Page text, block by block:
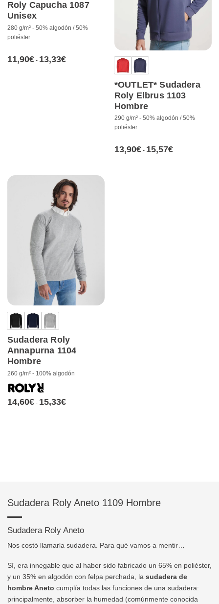
Roly Capucha 1087
Unisex
280 g/m² - 50% algodón / 50%
poliéster
11,90€ - 13,33€Rango
de
*OUTLET* Sudadera
Roly Elbrus 1103
Hombre
290 g/m² - 50% algodón / 50%
poliéster
13,90€ - 15,57€Rango
de
Sudadera Roly
Annapurna 1104
Hombre
260 g/m² - 100% algodón
14,60€ - 15,33€Rango
de
Sudadera Roly Aneto 1109 Hombre
Sudadera Roly Aneto
Nos costó llamarla sudadera. Para qué vamos a mentir…
Sí, era innegable que al haber sido fabricado un 65% en poliéster,
y un 35% en algodón con felpa perchada, la sudadera de
hombre Aneto cumplía todas las funciones de una sudadera:
principalmente, absorber la humedad (comúnmente conocida